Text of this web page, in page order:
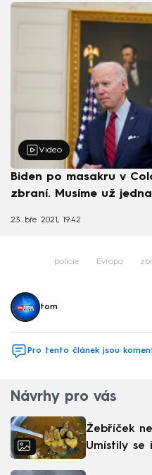
Video
Biden po masakru v
zbraní. Musíme už
23. bře 2021, 19:42
policie Evropa
tom
Pro tento článek jsou
Návrhy pro vás
Žebříček
Umístily se